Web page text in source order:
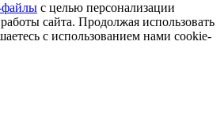
файлы с целью персонализации
сайта. Продолжая использовать
с использованием нами cookie-